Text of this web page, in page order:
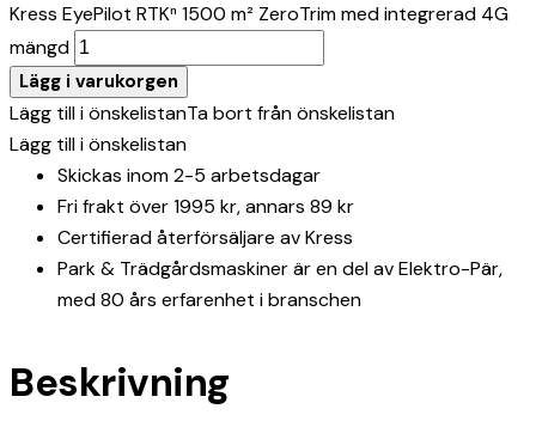
Kress EyePilot RTKⁿ 1500 m² ZeroTrim med integrerad 4G
mängd
Lägg i varukorgen
Lägg till i önskelistanTa bort från önskelistan
Lägg till i önskelistan
Skickas inom 2-5 arbetsdagar
Fri frakt över 1995 kr, annars 89 kr
Certifierad återförsäljare av Kress
Park & Trädgårdsmaskiner är en del av Elektro-Pär,
med 80 års erfarenhet i branschen
Beskrivning